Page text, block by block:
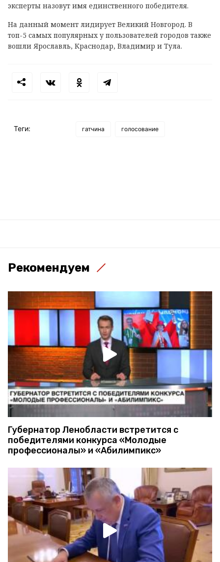
эксперты назовут имя единственного победителя.
На данный момент лидирует Великий Новгород. В
топ-5 самых популярных у пользователей городов также
вошли Ярославль, Краснодар, Владимир и Тула.
Теги: гатчина голосование
Рекомендуем
Губернатор Ленобласти встретится с
победителями конкурса «Молодые
профессионалы» и «Абилимпикс»